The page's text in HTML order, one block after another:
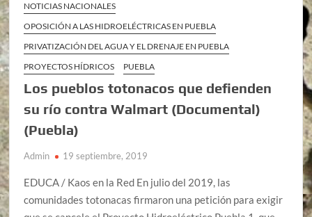
NOTICIAS NACIONALES
OPOSICIÓN A LAS HIDROELÉCTRICAS EN PUEBLA
PRIVATIZACIÓN DEL AGUA Y EL DRENAJE EN PUEBLA
PROYECTOS HÍDRICOS
PUEBLA
Los pueblos totonacos que defienden
su río contra Walmart (Documental)
(Puebla)
Admin 19 septiembre, 2019
EDUCA / Kaos en la Red En julio del 2019, las
comunidades totonacas firmaron una petición para exigir